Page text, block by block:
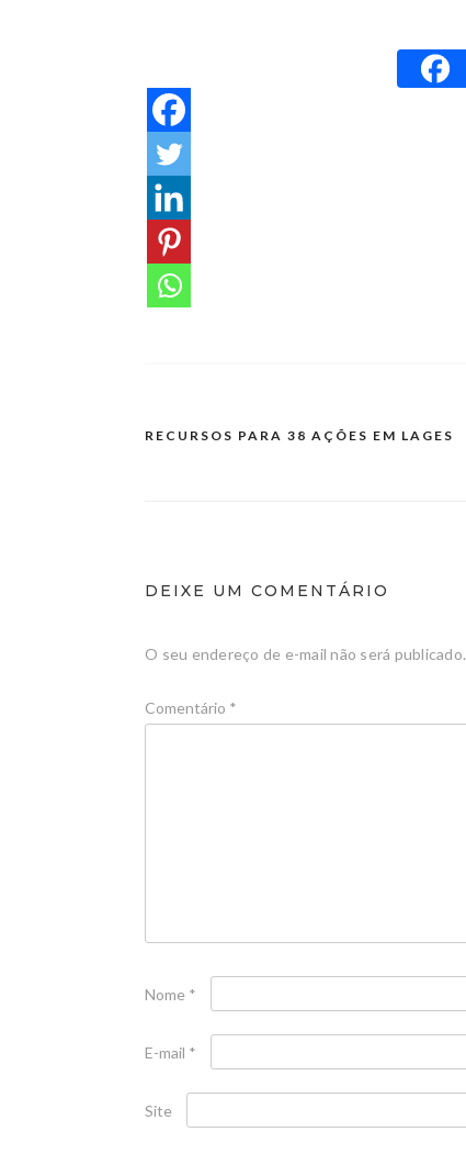
RECURSOS PARA 38 AÇÕES EM LAGES
DEIXE UM COMENTÁRIO
O seu endereço de e-mail não será publicado.
Comentário *
Nome *
E-mail *
Site